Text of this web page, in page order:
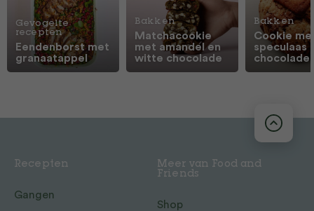
Gevogelte
recepten
Eendenborst met
granaatappel
Bakken
Matchacookie
met amandel en
witte chocolade
Bakken
Cookie
speculaas
chocolade
Recepten
Gangen
Meer van Food and
Friends
Shop